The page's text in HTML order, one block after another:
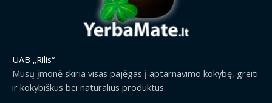
UAB „Rilis“
Mūsų įmonė skiria visas pajėgas į aptarnavimo kokybę, greiti
ir kokybiškus bei natūralius produktus.